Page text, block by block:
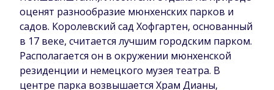
оценят разнообразие мюнхенских парков и
садов. Королевский сад Хофгартен, основанный
в 17 веке, считается лучшим городским парком.
Располагается он в окружении мюнхенской
резиденции и немецкого музея театра. В
центре парка возвышается Храм Дианы,